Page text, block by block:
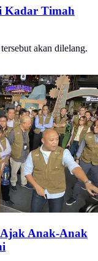
Kadar Timah
akan dilelang.
Anak-Anak